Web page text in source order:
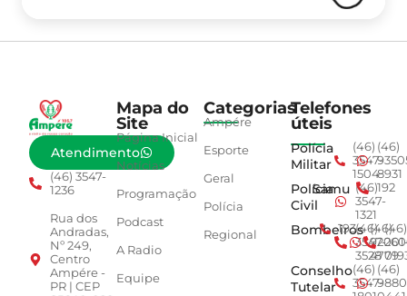
Atendimento
(46) 3547-
1236
Rua dos
Andradas,
Nº 249,
Centro
Ampére -
PR | CEP
Mapa do
Site
Página Inicial
Notícias
Programação
Podcast
A Radio
Equipe
Categorias
Ampére
Esporte
Geral
Polícia
Regional
Telefones
úteis
Polícia
Militar
(46)
3547-
1504
(46)
8931
Polícia
Civil
Samu (46)
3547-
1321
192
Bombeiros
193(46)
3547-
3528
(46)
4779
(46)
Conselho
Tutelar
(46)
3547-
(46)